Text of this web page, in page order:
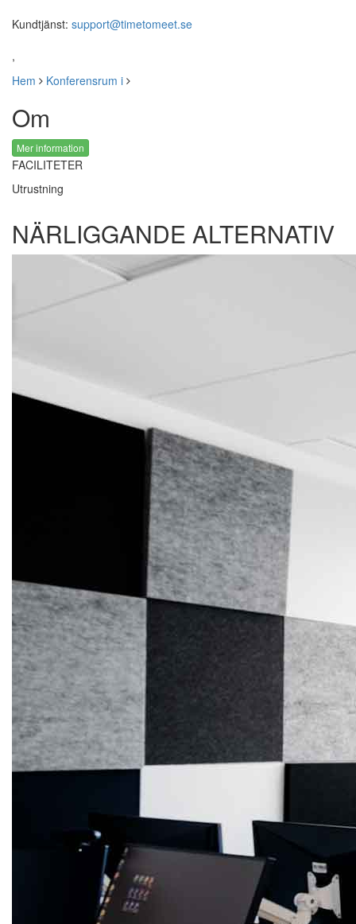
Kundtjänst: support@timetomeet.se
,
Hem
Konferensrum i
Om
Mer information
FACILITETER
Utrustning
NÄRLIGGANDE ALTERNATIV